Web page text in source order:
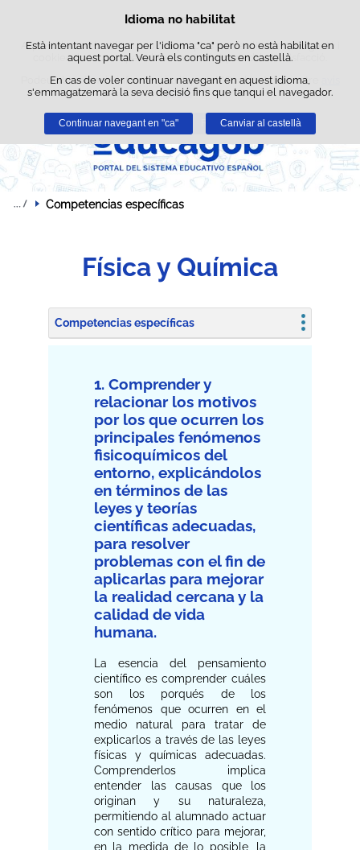
Política de cookies
Aquest lloc web utilitza cookies pròpies per facilitar la navegació i
cookies de tercers per obtenir estadístiques d'ús i satisfacció.
Podeu obtenir més informació a l'apartat "Cookies" del nostre
legal .
Acceptar Rebutjar
Idioma no habilitat
Està intentant navegar per l'idioma "ca" però no està habilitat en
aquest portal. Veurà els continguts en castellà.
En cas de voler continuar navegant en aquest idioma,
s'emmagatzemarà la seva decisió fins que tanqui el navegador.
Continuar navegant en "ca" Canviar al castellà
Passar al contingut
Competencias específicas
Física y Química
Competencias específicas
1. Comprender y
relacionar los motivos
por los que ocurren los
principales fenómenos
fisicoquímicos del
entorno, explicándolos
en términos de las
leyes y teorías
científicas adecuadas,
para resolver
problemas con el fin de
aplicarlas para mejorar
la realidad cercana y la
calidad de vida
humana.
La esencia del pensamiento
científico es comprender cuáles
son los porqués de los
fenómenos que ocurren en el
medio natural para tratar de
explicarlos a través de las leyes
físicas y químicas adecuadas.
Comprenderlos implica
entender las causas que los
originan y su naturaleza,
permitiendo al alumnado actuar
con sentido crítico para mejorar,
en la medida de lo posible, la